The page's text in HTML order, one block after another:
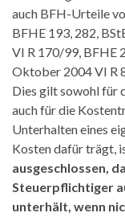
auch BFH-Urteile
BFHE 193, 282,
VI R 170/99, BFHE
Oktober 2004 VI R
Dies gilt sowohl für
auch für die
Unterhalten eines
Kosten dafür trägt,
ausgeschlossen,
Steuerpflichtiger
unterhält, wenn